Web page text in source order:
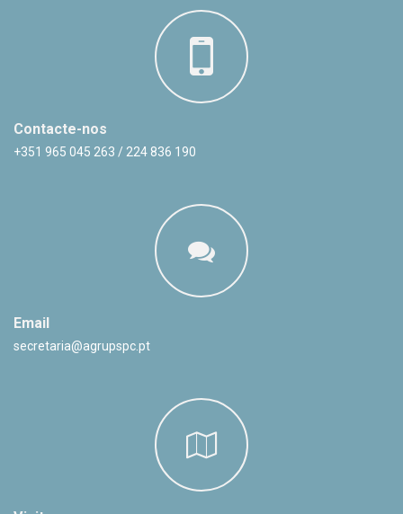
Contacte-nos
+351 965 045 263 / 224 836 190
Email
secretaria@agrupspc.pt